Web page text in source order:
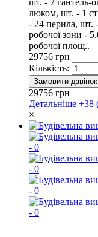
люком, шт. - 1
- 24 перила, шт.
робочої зони -
робочої площ..
29756 грн
Кількість:
Замовити дзвінок
29756 грн
Детальніше +38
×